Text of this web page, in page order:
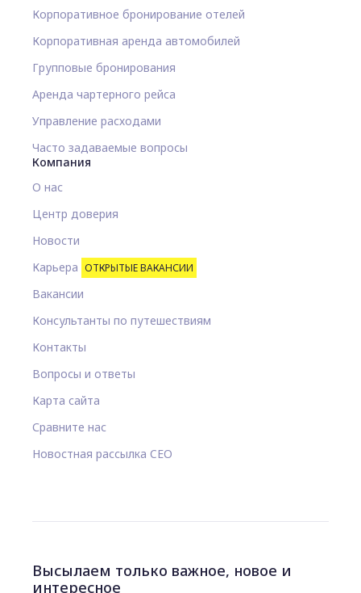
Корпоративное бронирование отелей
Корпоративная аренда автомобилей
Групповые бронирования
Аренда чартерного рейса
Управление расходами
Часто задаваемые вопросы
Компания
О нас
Центр доверия
Новости
Карьера ОТКРЫТЫЕ ВАКАНСИИ
Вакансии
Консультанты по путешествиям
Контакты
Вопросы и ответы
Карта сайта
Сравните нас
Новостная рассылка CEO
Высылаем только важное, новое и
интересное